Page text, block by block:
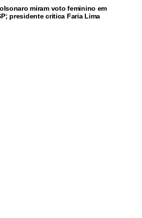
miram voto feminino em
presidente critica Faria Lima